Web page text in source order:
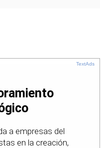
TextAds
a empresas del
en la creación,